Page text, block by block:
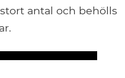
antal och behölls